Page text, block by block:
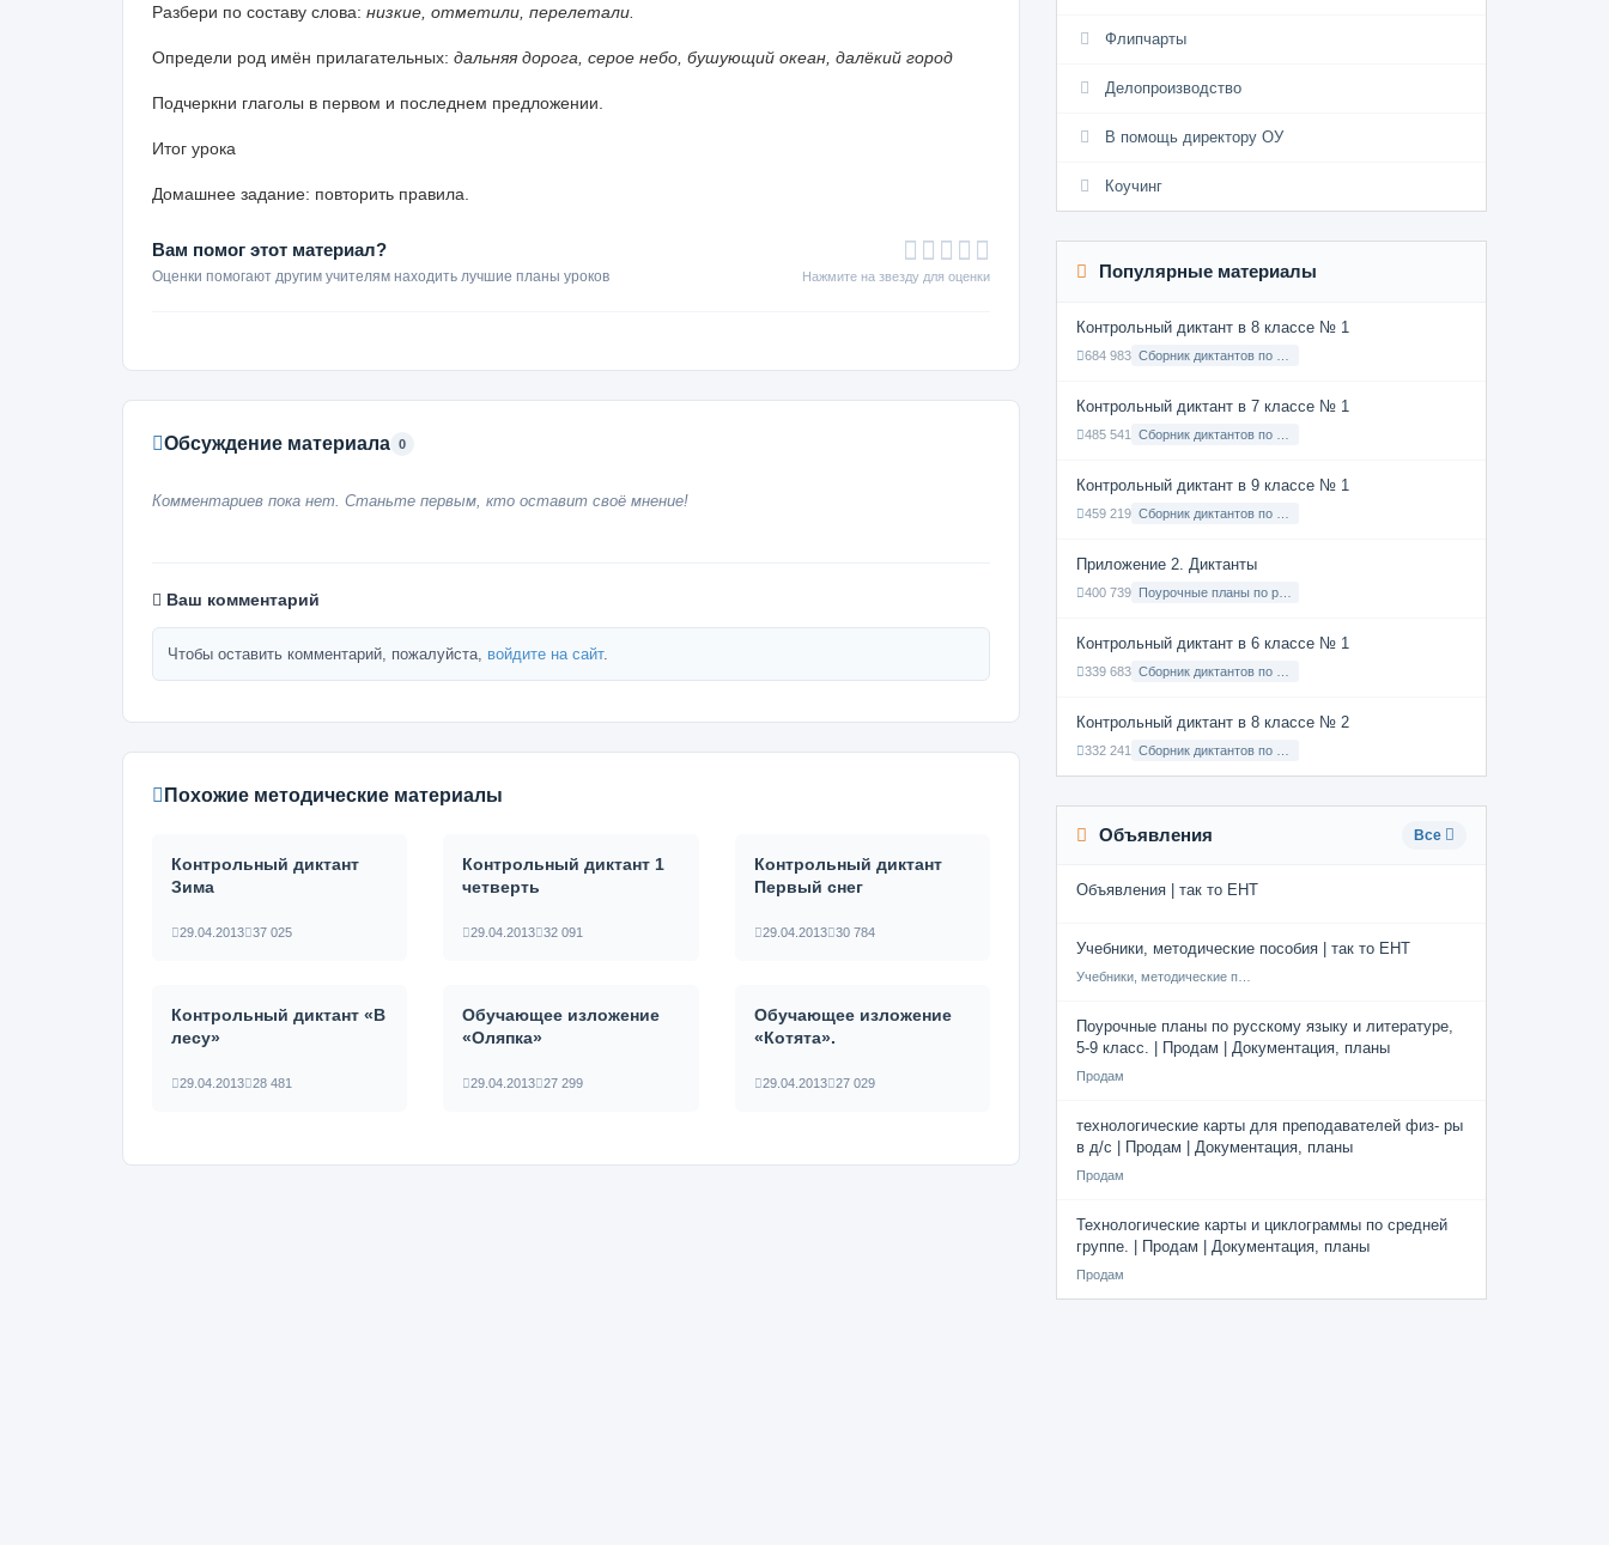
Разбери по составу слова: низкие, отметили, перелетали.
Определи род имён прилагательных: дальняя дорога, серое небо, бушующий океан, далёкий город
Подчеркни глаголы в первом и последнем предложении.
Итог урока
Домашнее задание: повторить правила.
Вам помог этот материал?
Оценки помогают другим учителям находить лучшие планы уроков Нажмите на звезду для оценки
Обсуждение материала 0
Комментариев пока нет. Станьте первым, кто оставит своё мнение!
Ваш комментарий
Чтобы оставить комментарий, пожалуйста, войдите на сайт.
Похожие методические материалы
Контрольный диктант
Зима
29.04.2013 37 025
Контрольный диктант 1
четверть
29.04.2013 32 091
Контрольный диктант
Первый снег
29.04.2013 30 784
Контрольный диктант «В
лесу»
29.04.2013 28 481
Обучающее изложение
«Оляпка»
29.04.2013 27 299
Обучающее изложение
«Котята».
29.04.2013 27 029
Флипчарты
Делопроизводство
В помощь директору ОУ
Коучинг
Популярные материалы
Контрольный диктант в 8 классе № 1
684 983
Контрольный диктант в 7 классе № 1
485 541
Контрольный диктант в 9 классе № 1
459 219
Приложение 2. Диктанты
400 739
Контрольный диктант в 6 классе № 1
339 683
Контрольный диктант в 8 классе № 2
332 241
Объявления Все
Объявления | так то ЕНТ
Учебники, методические пособия | так то ЕНТ
Поурочные планы по русскому языку и литературе,
5-9 класс. | Продам | Документация, планы
Продам
технологические карты для преподавателей физ- ры
в д/с | Продам | Документация, планы
Продам
Технологические карты и циклограммы по средней
группе. | Продам | Документация, планы
Продам